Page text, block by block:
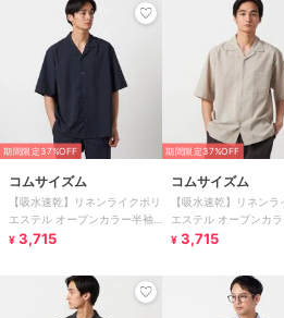
期間限定37%OFF
コムサイズム
【吸水速乾】リネンライクポリ
エステル オープンカラー半袖
シャツ
¥ 3,715
期間限定37%OFF
コムサイズム
【吸水速乾】リネンラ
エステル オープンカ
シャツ
¥ 3,715